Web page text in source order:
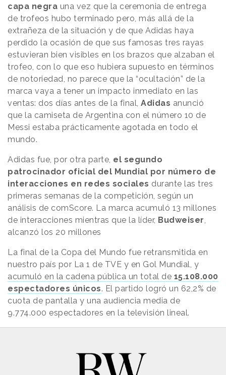
capa negra una vez que la ceremonia de entrega
de trofeos hubo terminado pero, más allá de la
extrañeza de la situación y de que Adidas haya
perdido la ocasión de que sus famosas tres rayas
estuvieran bien visibles en los brazos que alzaban el
trofeo, con lo que eso hubiera supuesto en términos
de notoriedad, no parece que la “ocultación” de la
marca vaya a tener un impacto inmediato en las
ventas: dos días antes de la final, Adidas anunció
que la camiseta de Argentina con el número 10 de
Messi estaba prácticamente agotada en todo el
mundo.
Adidas fue, por otra parte, el segundo
patrocinador oficial del Mundial por número de
interacciones en redes sociales durante las tres
primeras semanas de la competición, según un
análisis de comScore. La marca acumuló 13 millones
de interacciones mientras que la líder, Budweiser,
alcanzó los 20 millones
La final de la Copa del Mundo fue retransmitida en
nuestro país por La 1 de TVE y en Gol Mundial, y
acumuló en la cadena pública un total de 15.108.000
espectadores únicos. El partido logró un 62,2% de
cuota de pantalla y una audiencia media de
9.774.000 espectadores en la televisión lineal.